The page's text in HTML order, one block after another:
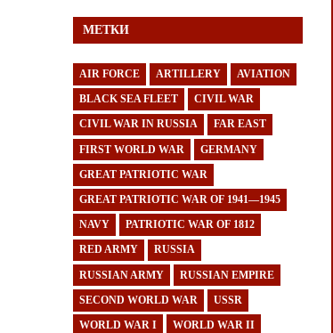
МЕТКИ
AIR FORCE ARTILLERY AVIATION
BLACK SEA FLEET CIVIL WAR
CIVIL WAR IN RUSSIA FAR EAST
FIRST WORLD WAR GERMANY
GREAT PATRIOTIC WAR
GREAT PATRIOTIC WAR OF 1941—1945
NAVY PATRIOTIC WAR OF 1812
RED ARMY RUSSIA
RUSSIAN ARMY RUSSIAN EMPIRE
SECOND WORLD WAR USSR
WORLD WAR I WORLD WAR II